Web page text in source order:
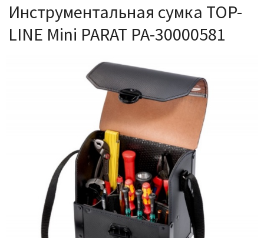
Инструментальная сумка TOP-
LINE Mini PARAT PA-30000581